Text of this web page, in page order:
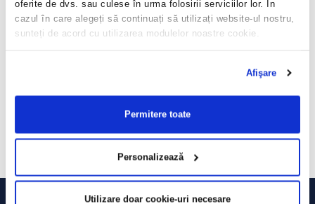
oferite de dvs. sau culese în urma folosirii serviciilor lor. În
cazul în care alegeți să continuați să utilizați website-ul nostru,
sunteți de acord cu utilizarea modulelor noastre cookie.
Afişare
Permitere toate
Personalizează
Utilizare doar cookie-uri necesare
Excluzând impactul IFRS16 și ajustările unice, EBITDA normalizat a
crescut cu 32,7%, la 96 milioane RON în 2019, pe fondul avansului de
Pentru întregul an 2019, excluzând impactul IFRS 16, Sphera a
lei, în creștere cu 20,5% față de 2018, și un profit net de 64,2 milioane
lei, în creștere cu 165%. În trimestrul patru, profitul de exploatarea în
restaurante a avut un avans de 26% față de perioada similară din
2018, până la 36,1 milioane lei, în timp ce profitul net a ajuns la 26